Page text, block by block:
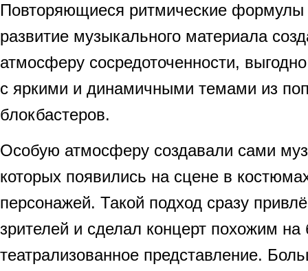
Повторяющиеся ритмические формулы
развитие музыкального материала
атмосферу сосредоточенности,
с яркими и динамичными темами из
блокбастеров.
Особую атмосферу создавали сами
которых появились на сцене в
персонажей. Такой подход сразу
зрителей и сделал концерт похожим
театрализованное представление.